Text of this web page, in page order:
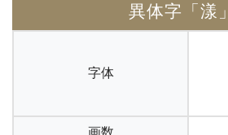
異体字「漾」
字体